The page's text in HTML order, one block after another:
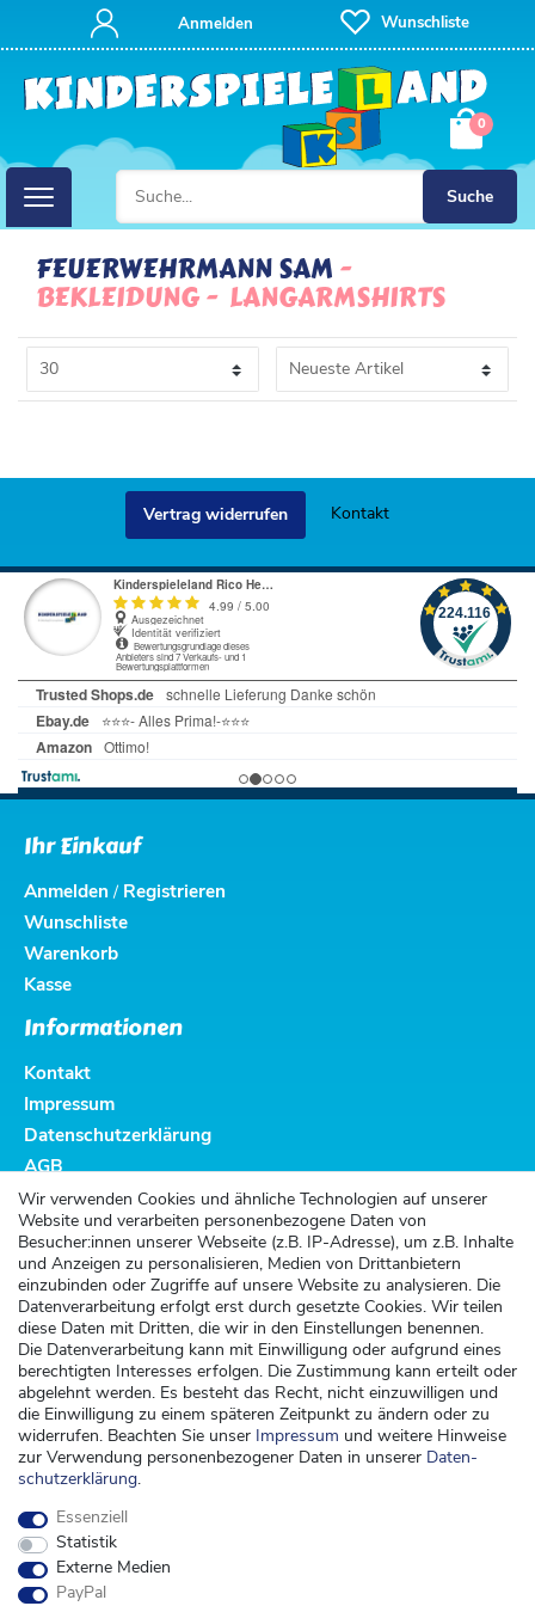
Suche
Anmelden Wunschliste
0
FEUERWEHRMANN SAM
BEKLEIDUNG LANGARMSHIRTS
Vertrag widerrufen Kontakt
Wir verwenden Cookies und ähnliche Technologien auf unserer
Website und verarbeiten personenbezogene Daten von
Besucher:innen unserer Webseite (z.B. IP-Adresse), um z.B. Inhalte
und Anzeigen zu personalisieren, Medien von Drittanbietern
einzubinden oder Zugriffe auf unsere Website zu analysieren. Die
Datenverarbeitung erfolgt erst durch gesetzte Cookies. Wir teilen
diese Daten mit Dritten, die wir in den Einstellungen benennen.
Die Datenverarbeitung kann mit Einwilligung oder aufgrund eines
berechtigten Interesses erfolgen. Die Zustimmung kann erteilt oder
abgelehnt werden. Es besteht das Recht, nicht einzuwilligen und
die Einwilligung zu einem späteren Zeitpunkt zu ändern oder zu
widerrufen. Beachten Sie unser Impressum und weitere Hinweise
zur Verwendung personenbezogener Daten in unserer Daten­
schutz­erklärung.
Essenziell
Statistik
Externe Medien
PayPal
Ihr Einkauf
Anmelden / Registrieren
Wunschliste
Warenkorb
Kasse
Informationen
Kontakt
Impressum
Datenschutzerklärung
AGB
Altbatterieentsorgung
Kundenservice
Versand
Zahlung
Widerrufsrecht
Widerrufsformular
Kontakt
kontakt@kinderspieleland.de
Montag, Dienstag, Freitag von 7.30 bis 15.00 Uhr
Anrufe aus dem dt. Festnetz zum Ortstarif, Preise aus dem Mobilfunknetz ggf.
abweichend (abhängig vom Provider).
FILTER
P
E
S